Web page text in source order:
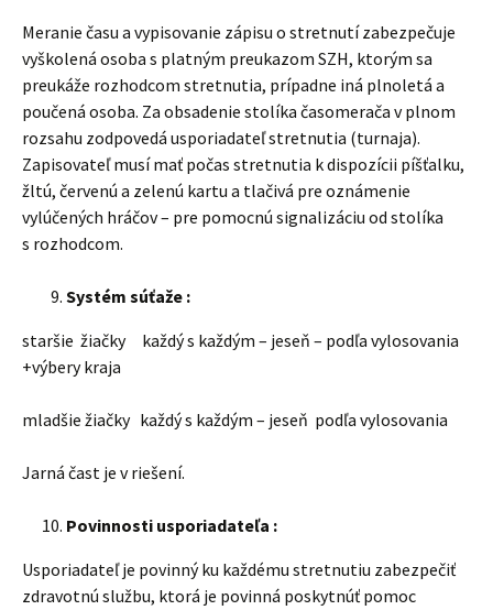
Meranie času a vypisovanie zápisu o stretnutí zabezpečuje
vyškolená osoba s platným preukazom SZH, ktorým sa
preukáže rozhodcom stretnutia, prípadne iná plnoletá a
poučená osoba. Za obsadenie stolíka časomerača v plnom
rozsahu zodpovedá usporiadateľ stretnutia (turnaja).
Zapisovateľ musí mať počas stretnutia k dispozícii píšťalku,
žltú, červenú a zelenú kartu a tlačivá pre oznámenie
vylúčených hráčov – pre pomocnú signalizáciu od stolíka
s rozhodcom.
Systém súťaže :
staršie žiačky každý s každým – jeseň – podľa vylosovania
+výbery kraja
mladšie žiačky každý s každým – jeseň podľa vylosovania
Jarná čast je v riešení.
Povinnosti usporiadateľa :
Usporiadateľ je povinný ku každému stretnutiu zabezpečiť
zdravotnú službu, ktorá je povinná poskytnúť pomoc